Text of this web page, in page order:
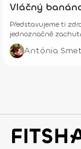
Vláčný
Představujeme ti
jednoznačně
Antónia